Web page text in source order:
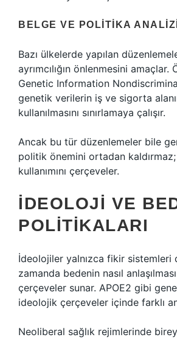
BELGE VE POLITIKA ANALIZI
Bazı ülkelerde yapılan
ayrımcılığın önlenmesini amaçlar.
Genetic Information
genetik verilerin iş ve sigorta
kullanılmasını sınırlamaya çalışır.
Ancak bu tür düzenlemeler bile
politik önemini ortadan
kullanımını çerçeveler.
İDEOLOJI VE
POLITIKALARI
İdeolojiler yalnızca fikir sistemleri
zamanda bedenin nasıl
çerçeveler sunar. APOE2 gibi
ideolojik çerçeveler içinde farklı
Neoliberal sağlık rejimlerinde